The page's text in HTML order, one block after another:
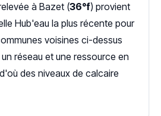
à Bazet (36°f) provient
Hub'eau la plus récente pour
voisines ci-dessus
réseau et une ressource en
des niveaux de calcaire